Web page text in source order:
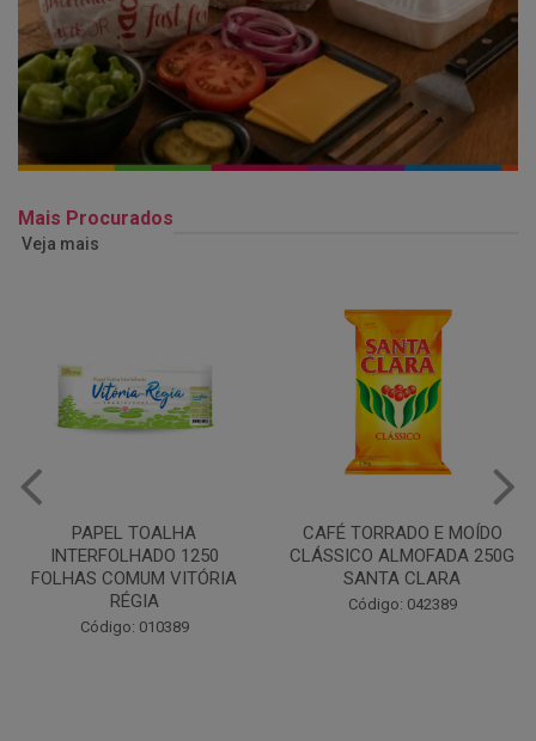
Mais Procurados
Veja mais
CAFÉ TORRADO E MOÍDO
CLÁSSICO ALMOFADA 250G
SANTA CLARA
Código: 042389
Copo Plástico Branco 180ml
Pacote c/100 - Cristalcopo
Código: 031413